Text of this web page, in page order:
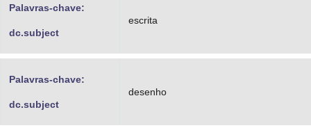
Palavras-chave:
dc.subject
escrita
Palavras-chave:
dc.subject
desenho